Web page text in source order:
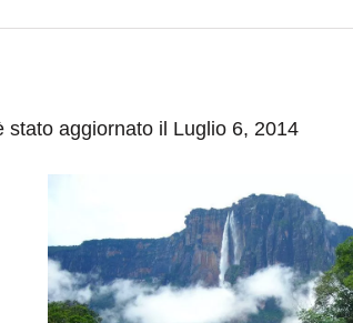
stato aggiornato il Luglio 6, 2014